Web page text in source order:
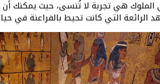
الملوك هي تجربة لا تُنسى، حيث يمكنك
الرائعة التي كانت تحيط بالفراعنة في